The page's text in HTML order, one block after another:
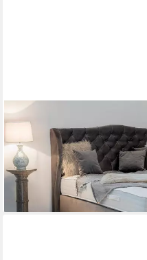
PAARA
Boxspringbett Venedig mit
H3, mit einzigartigem
ab 1.261,00 €
lieferbar in 5 Wochen